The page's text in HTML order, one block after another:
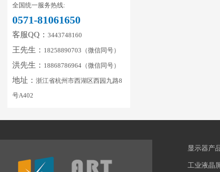
全国统一服务热线:
0571-81061650
客服QQ： 3443748160
王先生： 18258890703（微信同号）
洪先生： 18868786964（微信同号）
地址： 浙江省杭州市西湖区西园九路8
号A402
显示器产
工业液晶